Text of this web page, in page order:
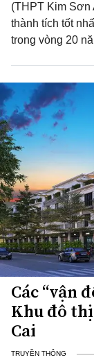
(THPT Kim Sơn
thành tích tốt
trong vòng 20
Các “vận
Khu đô
Cai
TRUYỀN THÔNG